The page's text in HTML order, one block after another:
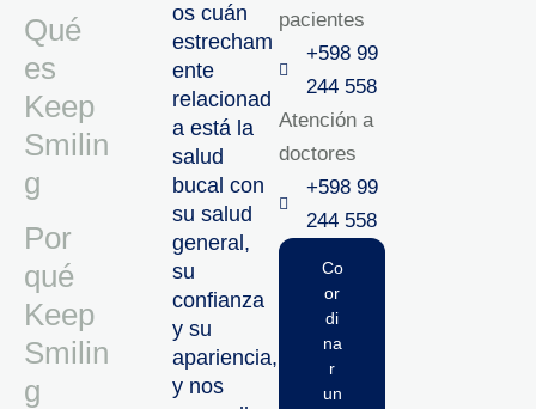
Qué
es
Keep
Smilin
g
Por
qué
Keep
Smilin
g
os cuán
estrecham
ente
relacionad
a está la
salud
bucal con
su salud
general,
su
confianza
y su
apariencia,
y nos
pacientes
+598 99
244 558
Atención a
doctores
+598 99
244 558‬‬
Co
or
di
na
r
un